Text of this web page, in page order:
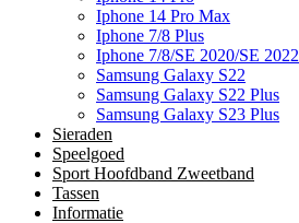
Iphone 14 Pro Max
Iphone 7/8 Plus
Iphone 7/8/SE 2020/SE 2022
Samsung Galaxy S22
Samsung Galaxy S22 Plus
Samsung Galaxy S23 Plus
Sieraden
Speelgoed
Sport Hoofdband Zweetband
Tassen
Informatie